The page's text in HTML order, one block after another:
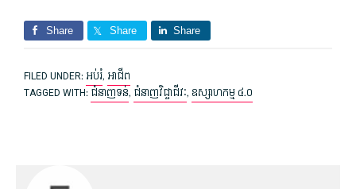
Share Share Share
FILED UNDER:អប់រំ, អាជីព
TAGGED WITH:ជំនាញទន់, ជំនាញ​វិជ្ជាជីវៈ, ឧស្សាហកម្ម​ ៤.០